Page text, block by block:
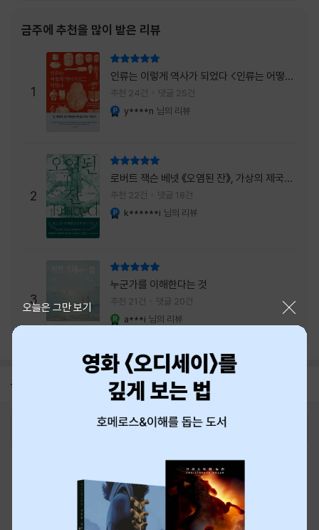
는다는 것, 대신 지나온 시간 속에서 비로소 알
있고 무너지지 않는 것보다 다시 일어서는 일이
더 중요하다는 사실을 담담하게 보여줍니다. 그
래서 읽는 내내 위로가 과장되지 않았고, 오히
려 그 절제된 진심 덕분에 더 오래 마음에 남았
습니다. 책 곳곳에
금주에 추천을 많이 받은 리뷰
1
인류는 이렇게 역사가 되었다 <인류는 어떻게
역사가 되었나>
추천 24건 댓글 25건
y****n 님의 리뷰
2
로버트 잭슨 베넷 《오염된 잔》, 가상의 제국이
주는 실감과 미스터리 사건의 치밀함이 이루어
내는 최상의 시너지...
추천 22건 댓글 18건
k******i 님의 리뷰
3
누군가를 이해한다는 것
추천 21건 댓글 20건
a***i 님의 리뷰
공지 8월 신용카드 무이자할부 안내
오늘은 그만 보기
최근 본 상품
티켓 1544-6399
중고샵 1566-4295
eBook 1:1문의/채팅상담
예스이십사(주) 사업자 정보
이용약관
개인정보처리방침
청소년보호정책